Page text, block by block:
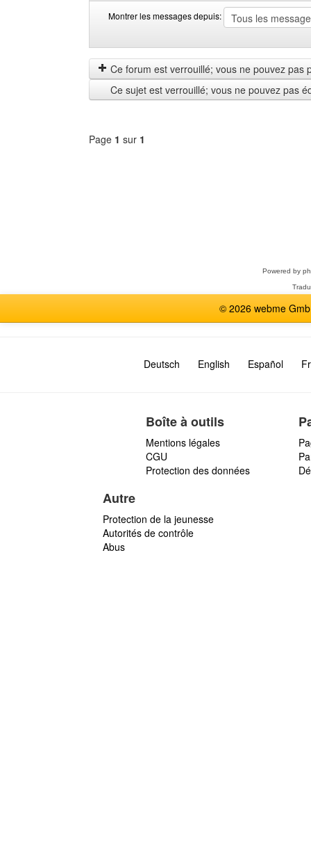
Montrer les messages depuis:
les
messages
depuis
by
Ce forum est verrouillé; vous ne pouvez pas
Ce sujet est verrouillé; vous ne pouvez pas
Page 1 sur 1
Powered by
© 2026 webme
Deutsch English Español
Boîte à outils
Mentions légales
CGU
Protection des données
Autre
Protection de la jeunesse
Autorités de contrôle
Abus